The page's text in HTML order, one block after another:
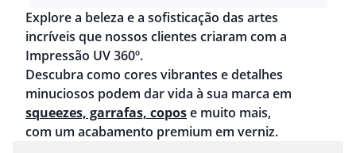
Explore a beleza e a sofisticação das artes
incríveis que nossos clientes criaram com a
Impressão UV 360º.
Descubra como cores vibrantes e detalhes
minuciosos podem dar vida à sua marca em
squeezes, garrafas, copose muito mais,
com um acabamento premium em verniz.